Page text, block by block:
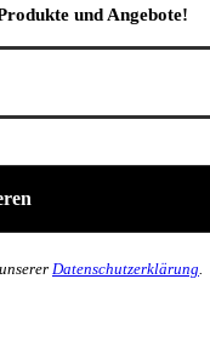
und Angebote!
Datenschutzerklärung.